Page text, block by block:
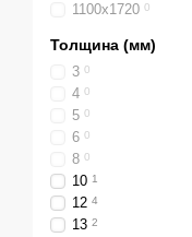
1100х1720 0
Толщина (мм)
3 0
4 0
5 0
6 0
8 0
10 1
12 4
13 2